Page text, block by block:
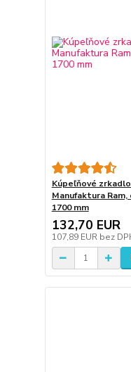
Kúpeľňové
Manufaktura
1700 mm
132,70 EUR
107,89 EUR bez